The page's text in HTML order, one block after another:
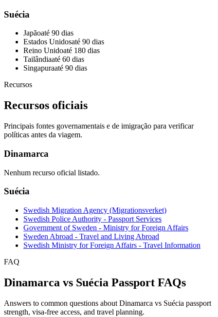
Suécia
Japãoaté 90 dias
Estados Unidosaté 90 dias
Reino Unidoaté 180 dias
Tailândiaaté 60 dias
Singapuraaté 90 dias
Recursos
Recursos oficiais
Principais fontes governamentais e de imigração para verificar
políticas antes da viagem.
Dinamarca
Nenhum recurso oficial listado.
Suécia
Swedish Migration Agency (Migrationsverket)
Swedish Police Authority - Passport Services
Government of Sweden - Ministry for Foreign Affairs
Sweden Abroad - Travel and Living Abroad
Swedish Ministry for Foreign Affairs - Travel Information
FAQ
Dinamarca vs Suécia Passport FAQs
Answers to common questions about Dinamarca vs Suécia passport
strength, visa-free access, and travel planning.